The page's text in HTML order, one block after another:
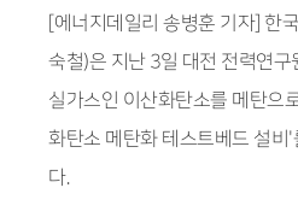
[에너지데일리 송병훈 기자] 한
숙철)은 지난 3일 대전 전력연구
실가스인 이산화탄소를 메탄으
화탄소 메탄화 테스트베드 설비
다.